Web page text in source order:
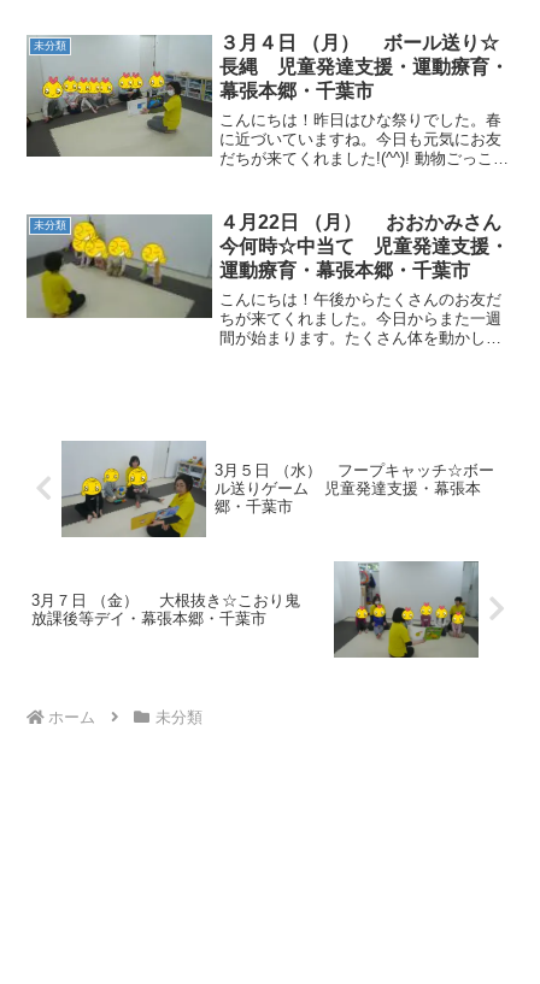
マ、ペンギン、カンガルーになって動き
ました。動物の動きも上手...
未分類
３月４日 （月） ボール送り☆
長縄 児童発達支援・運動療育・
幕張本郷・千葉市
こんにちは！昨日はひな祭りでした。春
に近づいていますね。今日も元気にお友
だちが来てくれました!(^^)! 動物ごっこ☆
に座ることができました。 ボール送り☆
足の間や頭上...
未分類
４月22日 （月） おおかみさん
今何時☆中当て 児童発達支援・
運動療育・幕張本郷・千葉市
こんにちは！午後からたくさんのお友だ
ちが来てくれました。今日からまた一週
間が始まります。たくさん体を動かし
3月５日 （水） フープキャッチ☆ボー
ル送りゲーム 児童発達支援・幕張本
郷・千葉市
3月７日 （金） 大根抜き☆こおり鬼
放課後等デイ・幕張本郷・千葉市
ホーム 未分類